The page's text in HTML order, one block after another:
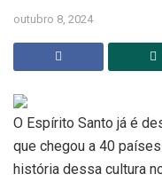
outubro 8, 2024
O Espírito Santo já é
que chegou a 40
história dessa cultura